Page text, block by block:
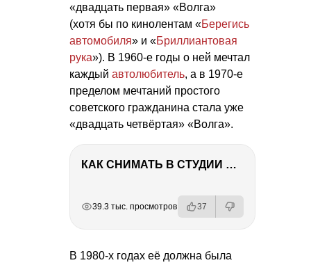
«двадцать первая» «Волга»
(хотя бы по кинолентам «Берегись
автомобиля» и «Бриллиантовая
рука»). В 1960-е годы о ней мечтал
каждый автолюбитель, а в 1970-е
пределом мечтаний простого
советского гражданина стала уже
«двадцать четвёртая» «Волга».
КАК СНИМАТЬ В СТУДИИ СО ВСПЫШКАМИ
39.3 тыс. просмотров 37
В 1980-х годах её должна была